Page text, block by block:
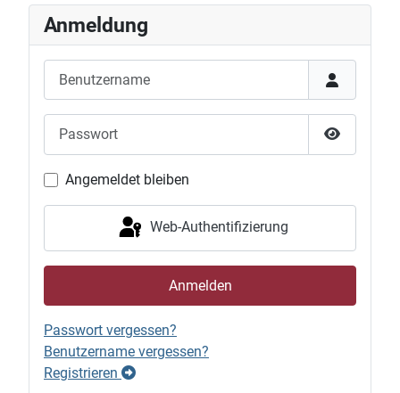
Anmeldung
Passwort
Angemeldet bleiben
Web-Authentifizierung
Anmelden
Passwort vergessen?
Benutzername vergessen?
Registrieren